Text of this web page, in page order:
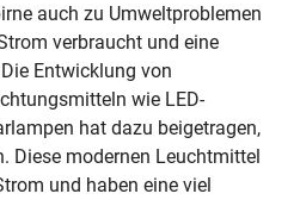
auch zu Umweltproblemen
verbraucht und eine
Entwicklung von
wie LED-
hat dazu beigetragen,
Diese modernen Leuchtmittel
und haben eine viel